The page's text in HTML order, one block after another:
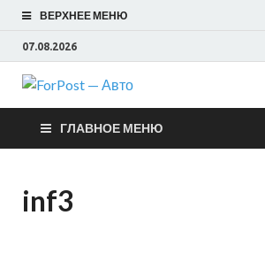
ВЕРХНЕЕ МЕНЮ
07.08.2026
Авто
ГЛАВНОЕ МЕНЮ
inf3